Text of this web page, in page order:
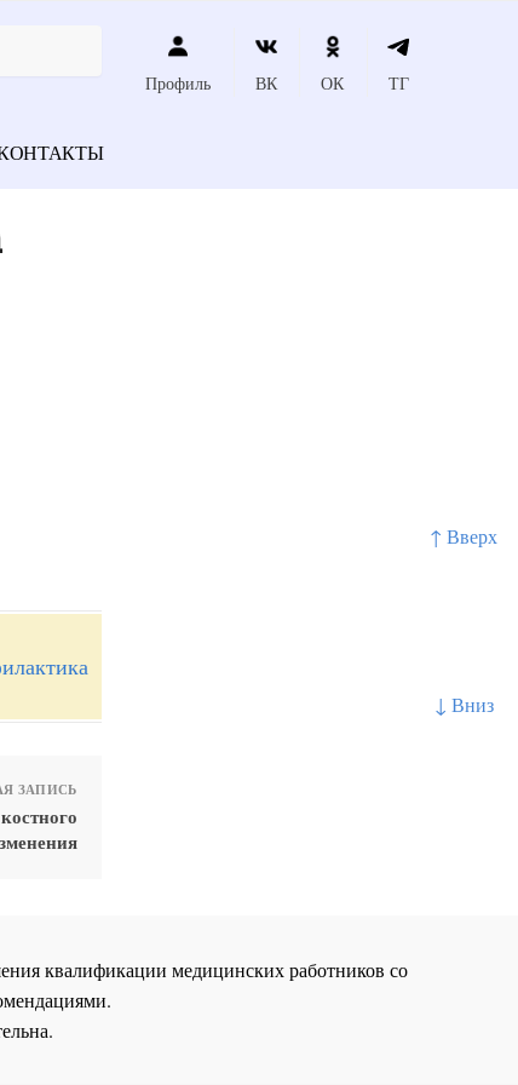
↑ Вверх
↓ Вниз
Профиль ВК ОК ТГ
ЗАПИСЬ
квалификации медицинских работников со